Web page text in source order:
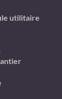
utilitaire